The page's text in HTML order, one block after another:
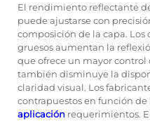
El rendimiento reflectante
puede ajustarse con
composición de la capa.
gruesos aumentan la
que ofrece un mayor
también disminuye la
claridad visual. Los
contrapuestos en función
aplicación requerimientos.